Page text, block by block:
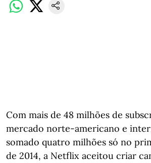
Com mais de 48 milhões de
mercado norte-americano e
somado quatro milhões só no
de 2014, a Netflix aceitou criar